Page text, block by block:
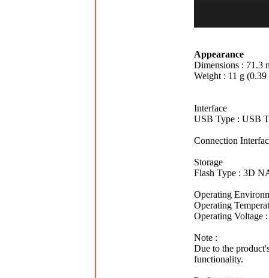
Appearance
Dimensions : 71.3
Weight : 11 g (0.39
Interface
USB Type : USB
Connection
Storage
Flash Type : 3D
Operating
Operating
Operating Voltage
Note :
Due to the
functionality.